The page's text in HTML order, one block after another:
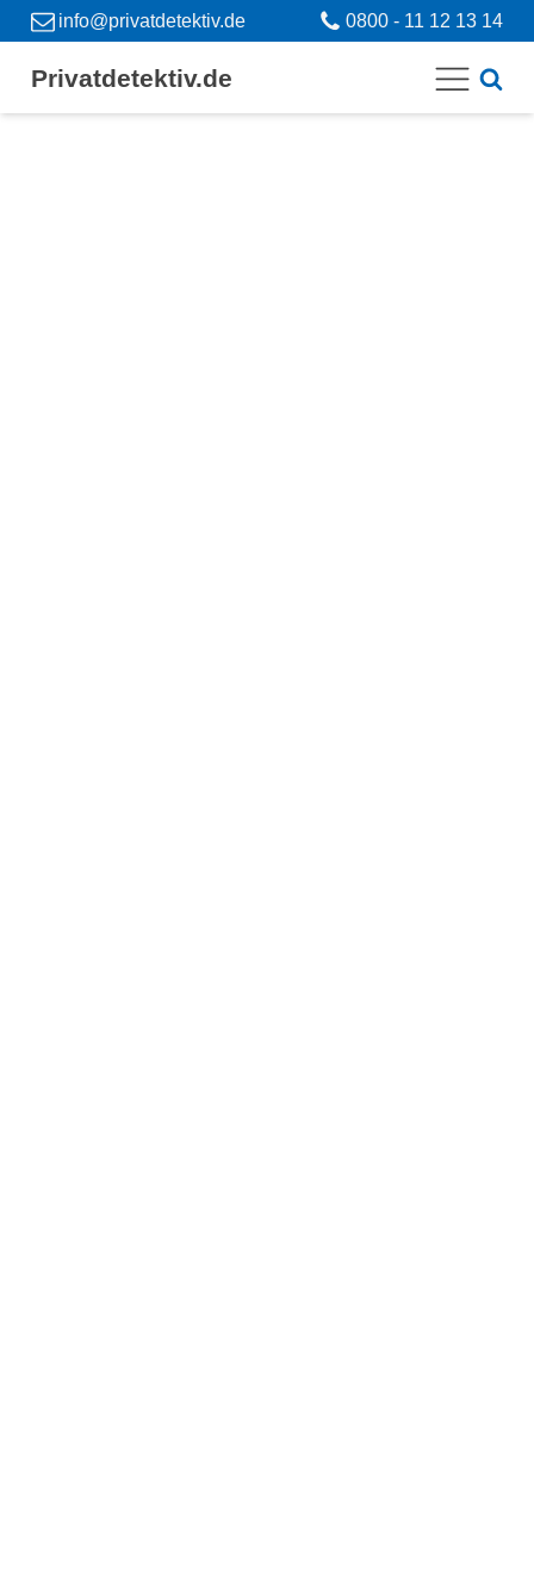
info@privatdetektiv.de 0800 - 11 12 13 14
Privatdetektiv.de